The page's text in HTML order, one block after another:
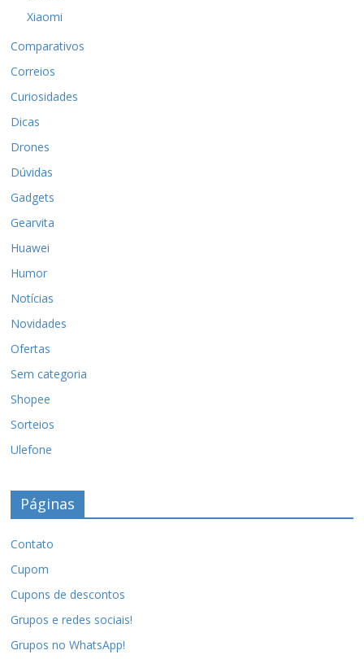
Xiaomi
Comparativos
Correios
Curiosidades
Dicas
Drones
Dúvidas
Gadgets
Gearvita
Huawei
Humor
Notícias
Novidades
Ofertas
Sem categoria
Shopee
Sorteios
Ulefone
Páginas
Contato
Cupom
Cupons de descontos
Grupos e redes sociais!
Grupos no WhatsApp!